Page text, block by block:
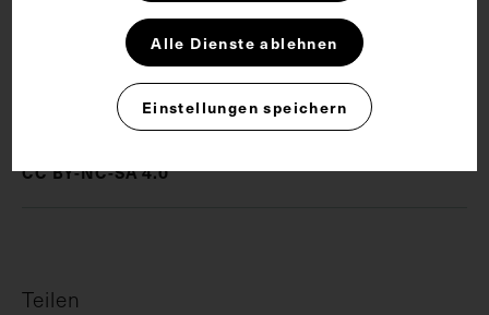
Gebirgskrieg
Militärmedizin Soldat
CC BY-NC-SA 4.0
Teilen
Alle Dienste ablehnen
Einstellungen speichern